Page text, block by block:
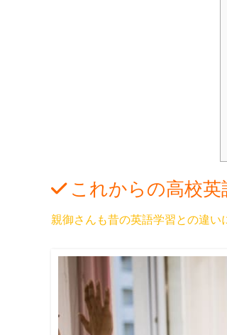
これからの高校
親御さんも昔の英語学習との違い